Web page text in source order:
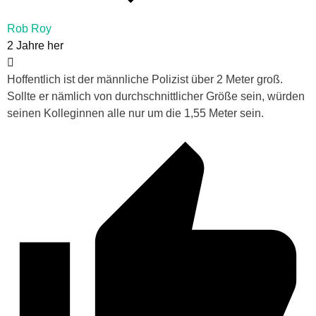
Rob Roy
2 Jahre her
Hoffentlich ist der männliche Polizist über 2 Meter groß.
Sollte er nämlich von durchschnittlicher Größe sein, würden
seinen Kolleginnen alle nur um die 1,55 Meter sein.